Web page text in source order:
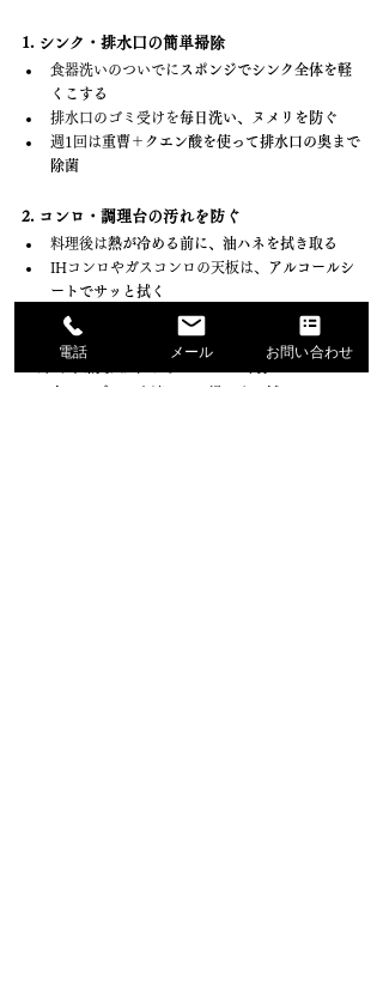
1. シンク・排水口の簡単掃除
食器洗いのついでに スポンジでシンク全体を軽
くこする
排水口のゴミ受けを毎日洗い、ヌメリを防ぐ
週1回は重曹＋クエン酸を使って排水口の奥まで
除菌
2. コンロ・調理台の汚れを防ぐ
料理後は熱が冷める前に、油ハネを拭き取る
IHコンロやガスコンロの天板は、 アルコールシ
ートでサッと拭く
五徳や受け皿は
汚れがひどくなる前に週1回洗う
電話 メール お問い合わせ